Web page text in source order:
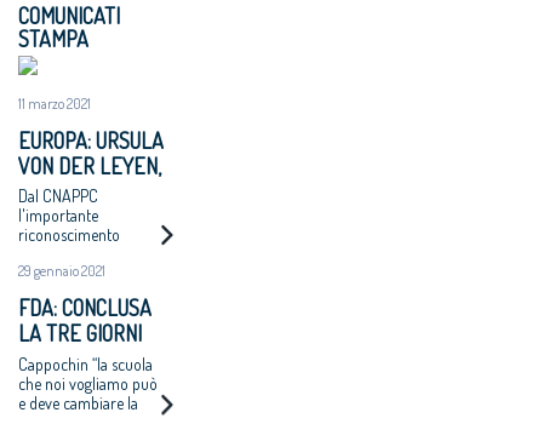
COMUNICATI
STAMPA
11 marzo 2021
EUROPA: URSULA
VON DER LEYEN,
ARCHITETTO
ONORARIO
ITALIANO
Dal CNAPPC
l'importante
riconoscimento
29 gennaio 2021
FDA: CONCLUSA
LA TRE GIORNI
TUTTA CENTRATA
SULLA SCUOLA
Cappochin “la scuola
che noi vogliamo può
e deve cambiare la